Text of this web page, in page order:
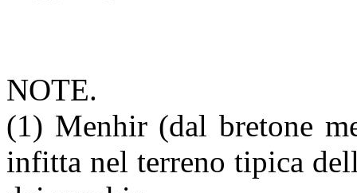
NOTE.
(1) Menhir (dal bretone
infitta nel terreno tipica